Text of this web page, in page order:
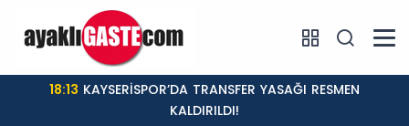
18:13
KALDIRILDI!